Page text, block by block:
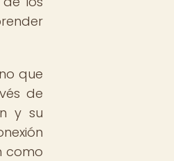
que
de
y su
como